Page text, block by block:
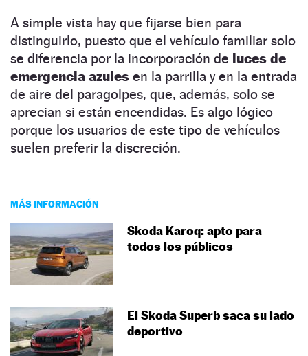
A simple vista hay que fijarse bien para
distinguirlo, puesto que el vehículo familiar solo
se diferencia por la incorporación de luces de
emergencia azules en la parrilla y en la entrada
de aire del paragolpes, que, además, solo se
aprecian si están encendidas. Es algo lógico
porque los usuarios de este tipo de vehículos
suelen preferir la discreción.
MÁS INFORMACIÓN
Skoda Karoq: apto para
todos los públicos
El Skoda Superb saca su lado
deportivo